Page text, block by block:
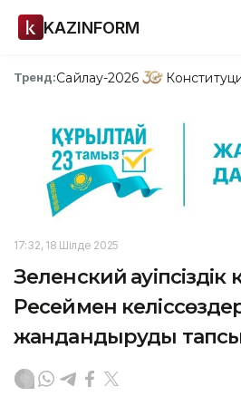
KAZINFORM
Тренд:Сайлау-2026
17:32, 18 Шілде 2025
Зеленский Қауіпсіздік
Ресеймен
жандандыруды